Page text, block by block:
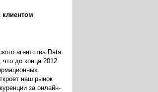
агентства Data
до конца 2012
наш рынок
за онлайн-